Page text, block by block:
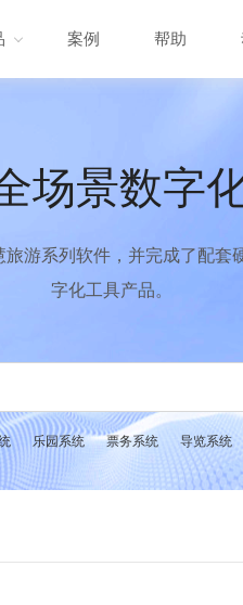
案例 帮助
场景数字
游系列软件，并完成了配套
字化工具产品。
乐园系统 票务系统 导览系统